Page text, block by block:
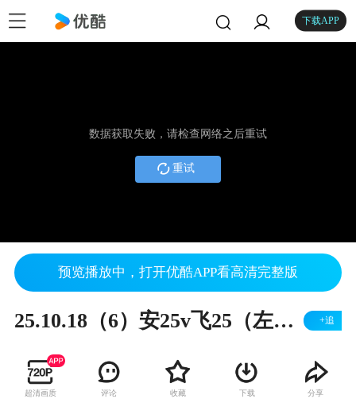
下载APP
数据获取失败，请检查网络之后重试
重试
预览播放中，打开优酷APP看高清完整版
25.10.18（6）安25v飞25（左胜） +追
超清画质 评论 收藏 下载 分享